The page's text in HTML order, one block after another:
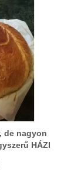
de nagyon
HÁZI